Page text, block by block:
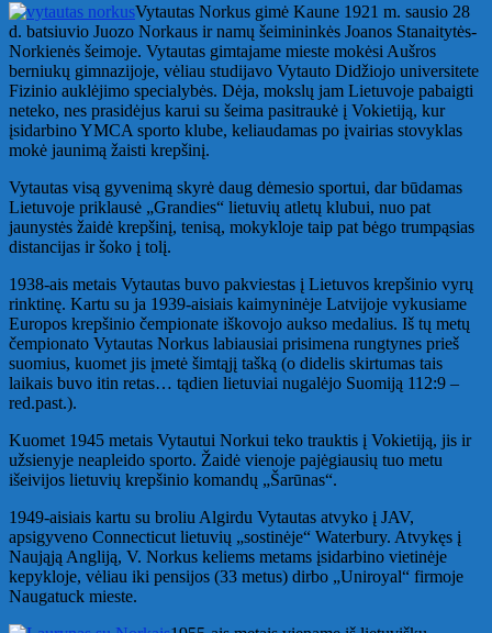
Vytautas Norkus gimė Kaune 1921 m. sausio 28
d. batsiuvio Juozo Norkaus ir namų šeimininkės Joanos Stanaitytės-
Norkienės šeimoje. Vytautas gimtajame mieste mokėsi Aušros
berniukų gimnazijoje, vėliau studijavo Vytauto Didžiojo universitete
Fizinio auklėjimo specialybės. Dėja, mokslų jam Lietuvoje pabaigti
neteko, nes prasidėjus karui su šeima pasitraukė į Vokietiją, kur
įsidarbino YMCA sporto klube, keliaudamas po įvairias stovyklas
mokė jaunimą žaisti krepšinį.
Vytautas visą gyvenimą skyrė daug dėmesio sportui, dar būdamas
Lietuvoje priklausė „Grandies“ lietuvių atletų klubui, nuo pat
jaunystės žaidė krepšinį, tenisą, mokykloje taip pat bėgo trumpąsias
distancijas ir šoko į tolį.
1938-ais metais Vytautas buvo pakviestas į Lietuvos krepšinio vyrų
rinktinę. Kartu su ja 1939-aisiais kaimyninėje Latvijoje vykusiame
Europos krepšinio čempionate iškovojo aukso medalius. Iš tų metų
čempionato Vytautas Norkus labiausiai prisimena rungtynes prieš
suomius, kuomet jis įmetė šimtąjį tašką (o didelis skirtumas tais
laikais buvo itin retas… tądien lietuviai nugalėjo Suomiją 112:9 –
red.past.).
Kuomet 1945 metais Vytautui Norkui teko trauktis į Vokietiją, jis ir
užsienyje neapleido sporto. Žaidė vienoje pajėgiausių tuo metu
išeivijos lietuvių krepšinio komandų „Šarūnas“.
1949-aisiais kartu su broliu Algirdu Vytautas atvyko į JAV,
apsigyveno Connecticut lietuvių „sostinėje“ Waterbury. Atvykęs į
Naująją Angliją, V. Norkus keliems metams įsidarbino vietinėje
kepykloje, vėliau iki pensijos (33 metus) dirbo „Uniroyal“ firmoje
Naugatuck mieste.